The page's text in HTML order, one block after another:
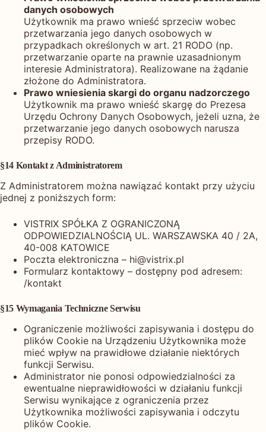
danych osobowych
Użytkownik ma prawo wnieść sprzeciw wobec
przetwarzania jego danych osobowych w
przypadkach określonych w art. 21 RODO (np.
przetwarzanie oparte na prawnie uzasadnionym
interesie Administratora). Realizowane na żądanie
złożone do Administratora.
Prawo wniesienia skargi do organu nadzorczego
Użytkownik ma prawo wnieść skargę do Prezesa
Urzędu Ochrony Danych Osobowych, jeżeli uzna, że
przetwarzanie jego danych osobowych narusza
przepisy RODO.
§14 Kontakt z Administratorem
Z Administratorem można nawiązać kontakt przy użyciu
jednej z poniższych form:
VISTRIX SPÓŁKA Z OGRANICZONĄ
ODPOWIEDZIALNOŚCIĄ UL. WARSZAWSKA 40 / 2A,
40-008 KATOWICE
Poczta elektroniczna – hi@vistrix.pl
Formularz kontaktowy – dostępny pod adresem:
/kontakt
§15 Wymagania Techniczne Serwisu
Ograniczenie możliwości zapisywania i dostępu do
plików Cookie na Urządzeniu Użytkownika może
mieć wpływ na prawidłowe działanie niektórych
funkcji Serwisu.
Administrator nie ponosi odpowiedzialności za
ewentualne nieprawidłowości w działaniu funkcji
Serwisu wynikające z ograniczenia przez
Użytkownika możliwości zapisywania i odczytu
plików Cookie.